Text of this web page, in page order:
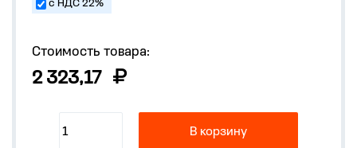
с НДС 22%
Стоимость товара:
2 323,17
В корзину